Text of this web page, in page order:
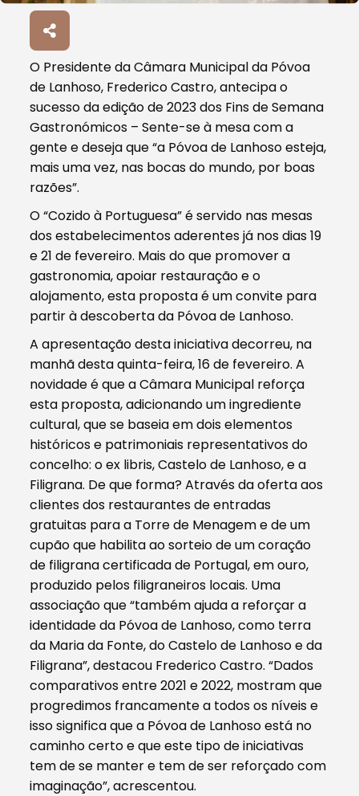
O Presidente da Câmara Municipal da Póvoa
de Lanhoso, Frederico Castro, antecipa o
sucesso da edição de 2023 dos Fins de Semana
Gastronómicos – Sente-se à mesa com a
gente e deseja que “a Póvoa de Lanhoso esteja,
mais uma vez, nas bocas do mundo, por boas
razões”.
O “Cozido à Portuguesa” é servido nas mesas
dos estabelecimentos aderentes já nos dias 19
e 21 de fevereiro. Mais do que promover a
gastronomia, apoiar restauração e o
alojamento, esta proposta é um convite para
partir à descoberta da Póvoa de Lanhoso.
A apresentação desta iniciativa decorreu, na
manhã desta quinta-feira, 16 de fevereiro. A
novidade é que a Câmara Municipal reforça
esta proposta, adicionando um ingrediente
cultural, que se baseia em dois elementos
históricos e patrimoniais representativos do
concelho: o ex libris, Castelo de Lanhoso, e a
Filigrana. De que forma? Através da oferta aos
clientes dos restaurantes de entradas
gratuitas para a Torre de Menagem e de um
cupão que habilita ao sorteio de um coração
de filigrana certificada de Portugal, em ouro,
produzido pelos filigraneiros locais. Uma
associação que “também ajuda a reforçar a
identidade da Póvoa de Lanhoso, como terra
da Maria da Fonte, do Castelo de Lanhoso e da
Filigrana”, destacou Frederico Castro. “Dados
comparativos entre 2021 e 2022, mostram que
progredimos francamente a todos os níveis e
isso significa que a Póvoa de Lanhoso está no
caminho certo e que este tipo de iniciativas
tem de se manter e tem de ser reforçado com
imaginação”, acrescentou.